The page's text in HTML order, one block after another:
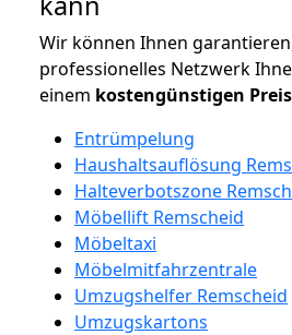
Wir können Ihnen
professionelles Netzwerk
einem kostengünstigen Preis
Entrümpelung
Haushaltsauflösung
Halteverbotszone
Möbellift Remscheid
Möbeltaxi
Möbelmitfahrzentrale
Umzugshelfer Remscheid
Umzugskartons